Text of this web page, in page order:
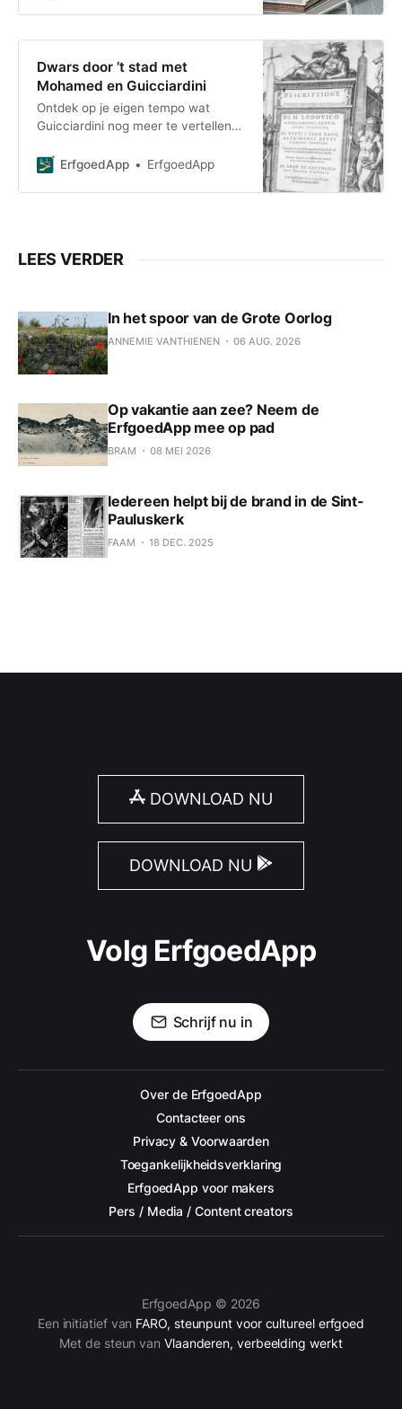
Dwars door ’t stad met
Mohamed en Guicciardini
Ontdek op je eigen tempo wat
Guicciardini nog meer te vertellen
Mohamed Ouaamari geeft zijn eigen
ErfgoedApp ErfgoedApp
LEES VERDER
In het spoor van de Grote Oorlog
ANNEMIE VANTHIENEN 06 AUG. 2026
Op vakantie aan zee? Neem de
ErfgoedApp mee op pad
BRAM 08 MEI 2026
Iedereen helpt bij de brand in de Sint-
Pauluskerk
FAAM 18 DEC. 2025
DOWNLOAD NU
DOWNLOAD NU
Volg ErfgoedApp
Schrijf nu in
Over de ErfgoedApp
Contacteer ons
Privacy & Voorwaarden
Toegankelijkheidsverklaring
ErfgoedApp voor makers
Pers / Media / Content creators
ErfgoedApp © 2026
Een initiatief van FARO, steunpunt voor cultureel erfgoed
Met de steun van Vlaanderen, verbeelding werkt